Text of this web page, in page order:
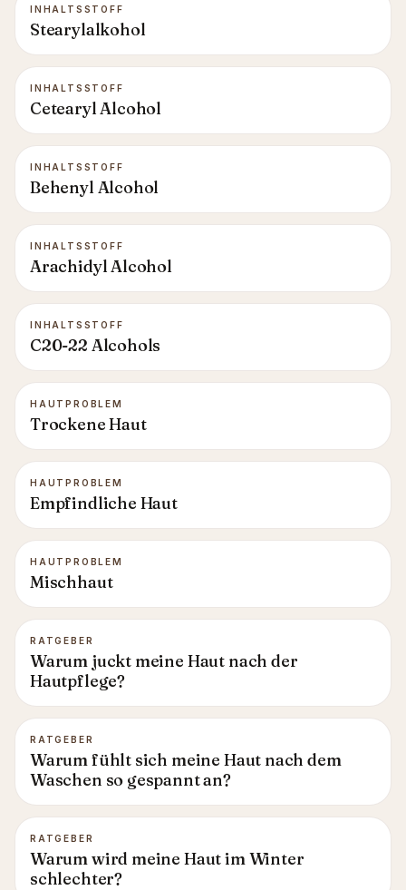
INHALTSSTOFF
Stearylalkohol
INHALTSSTOFF
Cetearyl Alcohol
INHALTSSTOFF
Behenyl Alcohol
INHALTSSTOFF
Arachidyl Alcohol
INHALTSSTOFF
C20-22 Alcohols
HAUTPROBLEM
Trockene Haut
HAUTPROBLEM
Empfindliche Haut
HAUTPROBLEM
Mischhaut
RATGEBER
Warum juckt meine Haut nach der
Hautpflege?
RATGEBER
Warum fühlt sich meine Haut nach dem
Waschen so gespannt an?
RATGEBER
Warum wird meine Haut im Winter
schlechter?